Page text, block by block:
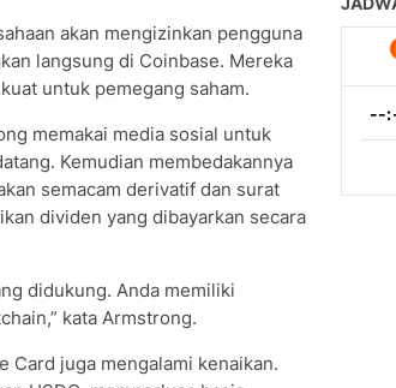
akan mengizinkan pengguna
langsung di Coinbase. Mereka
untuk pemegang saham.
memakai media sosial untuk
Kemudian membedakannya
semacam derivatif dan surat
dividen yang dibayarkan secara
didukung. Anda memiliki
kata Armstrong.
Card juga mengalami kenaikan.